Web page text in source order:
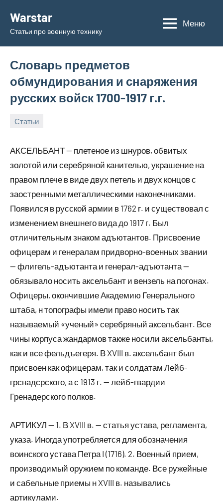
содержимому
Warstar
Статьи про военную технику
Меню
Словарь предметов
обмундирования и снаряжения
русских войск 1700-1917 г.г.
Статьи
АКСЕЛЬБАНТ — плетеное из шнуров, обвитых
золотой или серебряной канителью, украшение на
правом плече в виде двух петель и двух концов с
заостренными металлическими наконечниками.
Появился в русской армии в 1762 г. и существовал с
изменением внешнего вида до 1917 г. Был
отличительным знаком адъютантов. Присвоение
офицерам и генералам придворно-военных звании
— флигель-адъютанта и генерал-адъютанта —
обязывало носить аксельбант и вензель на погонах.
Офицеры, окончившие Академию Генерального
штаба, н топографы имели право носить так
называемый «ученый» серебряный аксельбант. Все
чины корпуса жандармов также носили аксельбанты,
как и все фельдъегеря. В XVIII в. аксельбант был
присвоен как офицерам, так и солдатам Лейб-
грснадсрского, а с 1913 г. — лейб-гвардии
Гренадерского полков.
АРТИКУЛ — 1. В XVIII в. — статья устава, регламента,
указа. Иногда употребляется для обозначения
воинского устава Петра I (1716). 2. Военный прием,
производимый оружием по команде. Все ружейные
и сабельные приемы н XVIII в. назывались
артикулами.